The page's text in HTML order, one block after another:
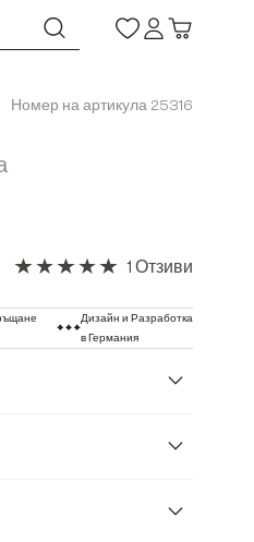
Номер на артикула 25316
1 Отзиви
Дизайн и Разработка
в Германия